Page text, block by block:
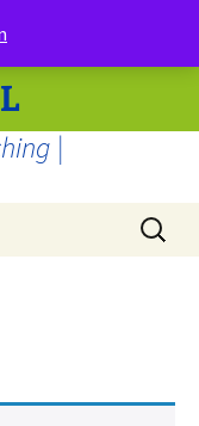
|
|
Zoeken
naar: